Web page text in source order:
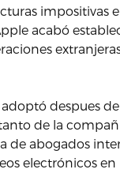
impositivas
acabó
adoptó despues
de la
de abogados
electrónicos